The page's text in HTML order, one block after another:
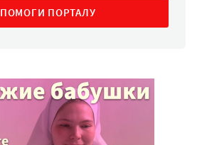
ПОМОГИ ПОРТАЛУ